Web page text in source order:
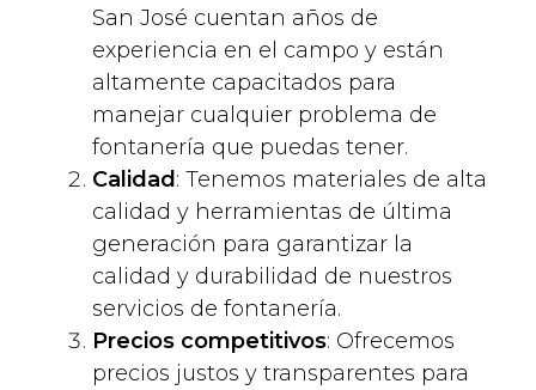
San José cuentan años de
experiencia en el campo y están
altamente capacitados para
manejar cualquier problema de
fontanería que puedas tener.
Calidad: Tenemos materiales de alta
calidad y herramientas de última
generación para garantizar la
calidad y durabilidad de nuestros
servicios de fontanería.
Precios competitivos: Ofrecemos
precios justos y transparentes para